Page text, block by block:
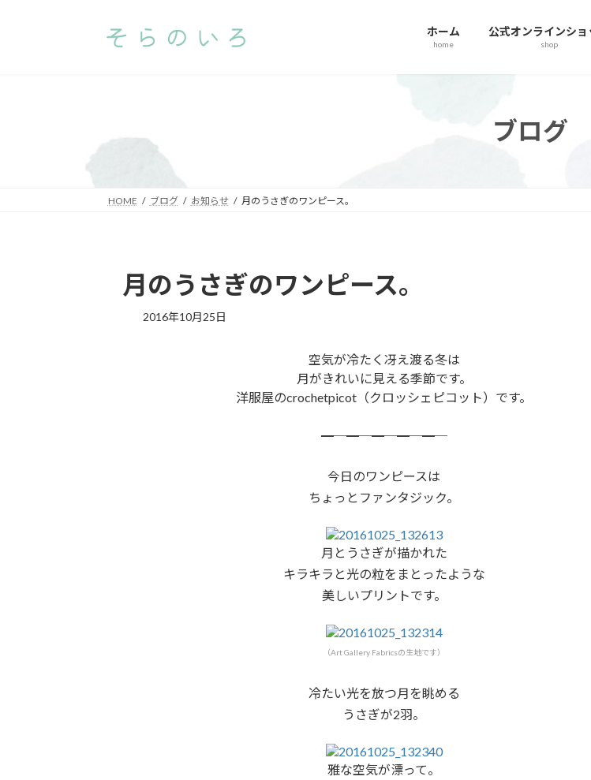
ホーム
home
公式オンラインショ
shop
ブログ
HOME ブログ お知らせ 月のうさぎのワンピース。
月のうさぎのワンピース。
2016年10月25日
空気が冷たく冴え渡る冬は
月がきれいに見える季節です。
洋服屋のcrochetpicot（クロッシェピコット）です。
━─━─━─━─━─
今日のワンピースは
ちょっとファンタジック。
月とうさぎが描かれた
キラキラと光の粒をまとったような
美しいプリントです。
（Art Gallery Fabricsの生地です）
冷たい光を放つ月を眺める
うさぎが2羽。
雅な空気が漂って。